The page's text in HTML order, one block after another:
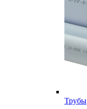
Трубы